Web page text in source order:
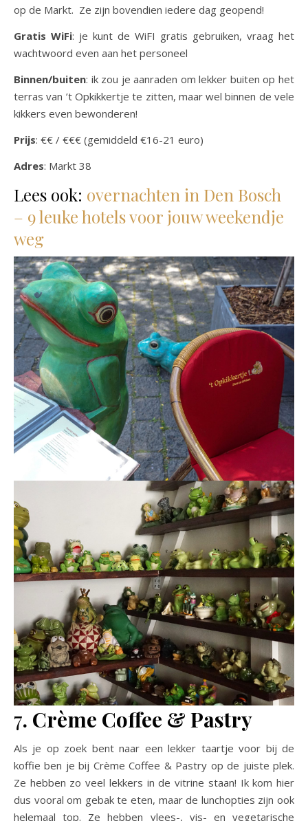
op de Markt. Ze zijn bovendien iedere dag geopend!
Gratis WiFi: je kunt de WiFI gratis gebruiken, vraag het
wachtwoord even aan het personeel
Binnen/buiten: ik zou je aanraden om lekker buiten op het
terras van ’t Opkikkertje te zitten, maar wel binnen de vele
kikkers even bewonderen!
Prijs: €€ / €€€ (gemiddeld €16-21 euro)
Adres: Markt 38
Lees ook: overnachten in Den Bosch
– 9 leuke hotels voor jouw weekendje
weg
7. Crème Coffee & Pastry
Als je op zoek bent naar een lekker taartje voor bij de
koffie ben je bij Crème Coffee & Pastry op de juiste plek.
Ze hebben zo veel lekkers in de vitrine staan! Ik kom hier
dus vooral om gebak te eten, maar de lunchopties zijn ook
helemaal top. Ze hebben vlees-, vis- en vegetarische